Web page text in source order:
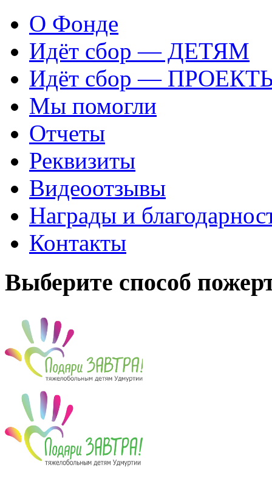
О Фонде
Идёт сбор — ДЕТЯМ
Идёт сбор —
Мы помогли
Отчеты
Реквизиты
Видеоотзывы
Награды и
Контакты
Выберите способ